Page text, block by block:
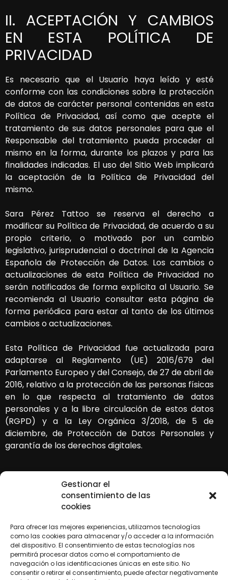
Gestionar el
consentimiento de las
cookies
Para ofrecer las mejores experiencias, utilizamos tecnologías
como las cookies para almacenar y/o acceder a la información
del dispositivo. El consentimiento de estas tecnologías nos
permitirá procesar datos como el comportamiento de
navegación o las identificaciones únicas en este sitio. No
consentir o retirar el consentimiento, puede afectar negativamente
II. ACEPTACIÓN Y CAMBIOS
EN ESTA POLÍTICA DE
PRIVACIDAD
Es necesario que el Usuario haya leído y esté
conforme con las condiciones sobre la protección
de datos de carácter personal contenidas en esta
Política de Privacidad, así como que acepte el
tratamiento de sus datos personales para que el
Responsable del tratamiento pueda proceder al
mismo en la forma, durante los plazos y para las
finalidades indicadas. El uso del Sitio Web implicará
la aceptación de la Política de Privacidad del
mismo.
Sara Pérez Tattoo se reserva el derecho a
modificar su Política de Privacidad, de acuerdo a su
propio criterio, o motivado por un cambio
legislativo, jurisprudencial o doctrinal de la Agencia
Española de Protección de Datos. Los cambios o
actualizaciones de esta Política de Privacidad no
serán notificados de forma explícita al Usuario. Se
recomienda al Usuario consultar esta página de
forma periódica para estar al tanto de los últimos
cambios o actualizaciones.
Esta Política de Privacidad fue actualizada para
adaptarse al Reglamento (UE) 2016/679 del
Parlamento Europeo y del Consejo, de 27 de abril de
2016, relativo a la protección de las personas físicas
en lo que respecta al tratamiento de datos
personales y a la libre circulación de estos datos
(RGPD) y a la Ley Orgánica 3/2018, de 5 de
diciembre, de Protección de Datos Personales y
garantía de los derechos digitales.
«Financiado por la Unión Europea – NextGenerationEU. Sin embargo, los
puntos de vista y las opiniones expresadas son únicamente los del autor o
autores y no reflejan necesariamente los de la Unión Europea o la Comisión
Europea. Ni la Unión Europea ni la Comisión Europea pueden ser
consideradas responsables de las mismas»